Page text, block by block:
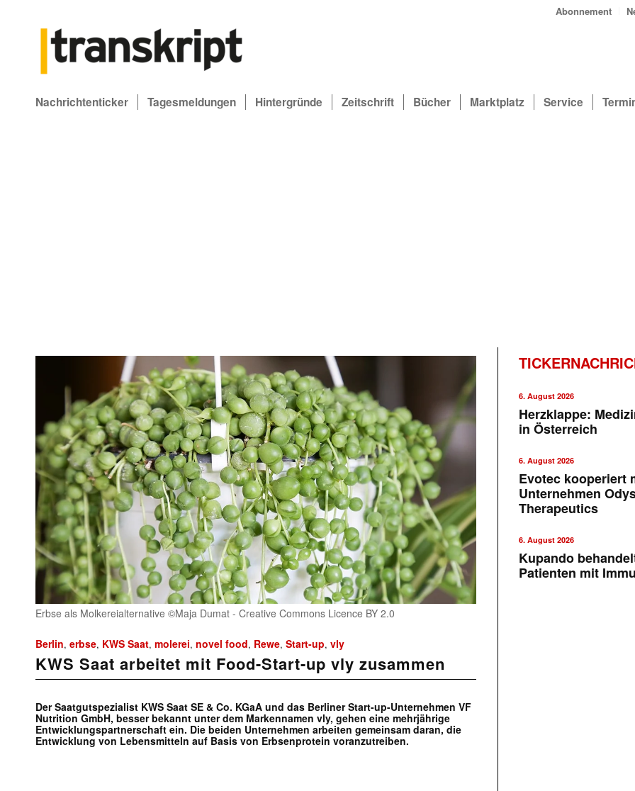
Abonnement
Nachrichtenticker Tagesmeldungen Hintergründe Zeitschrift Bücher Marktplatz Service
Erbse als Molkereialternative ©Maja Dumat - Creative Commons Licence BY 2.0
Berlin, erbse, KWS Saat, molerei, novel food, Rewe, Start-up, vly
KWS Saat arbeitet mit Food-Start-up vly zusammen
Der Saatgutspezialist KWS Saat SE & Co. KGaA und das Berliner Start-up-Unternehmen VF
Nutrition GmbH, besser bekannt unter dem Markennamen vly, gehen eine mehrjährige
Entwicklungspartnerschaft ein. Die beiden Unternehmen arbeiten gemeinsam daran, die
Entwicklung von Lebensmitteln auf Basis von Erbsenprotein voranzutreiben.
6. August 2026
Herzklappe:
in Österreich
6. August 2026
Evotec kooperiert
Unternehmen
Therapeutics
6. August 2026
Kupando
Patienten mit